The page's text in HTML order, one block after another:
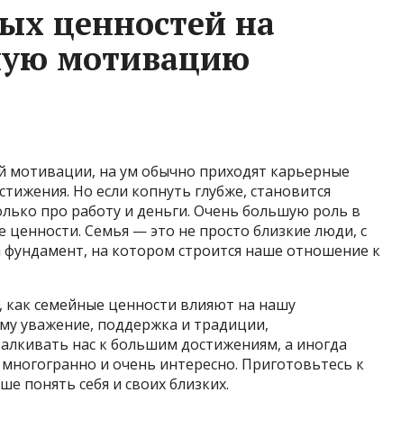
ценностей на
мотивацию
мотивации, на ум обычно приходят карьерные
Но если копнуть глубже, становится
про работу и деньги. Очень большую роль в
Семья — это не просто близкие люди, с
на котором строится наше отношение к
семейные ценности влияют на нашу
уважение, поддержка и традиции,
нас к большим достижениям, а иногда
и очень интересно. Приготовьтесь к
понять себя и своих близких.